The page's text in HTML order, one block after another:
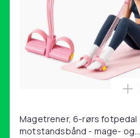
Magetrener, 6-rørs fotpedal
motstandsbånd - mage- og